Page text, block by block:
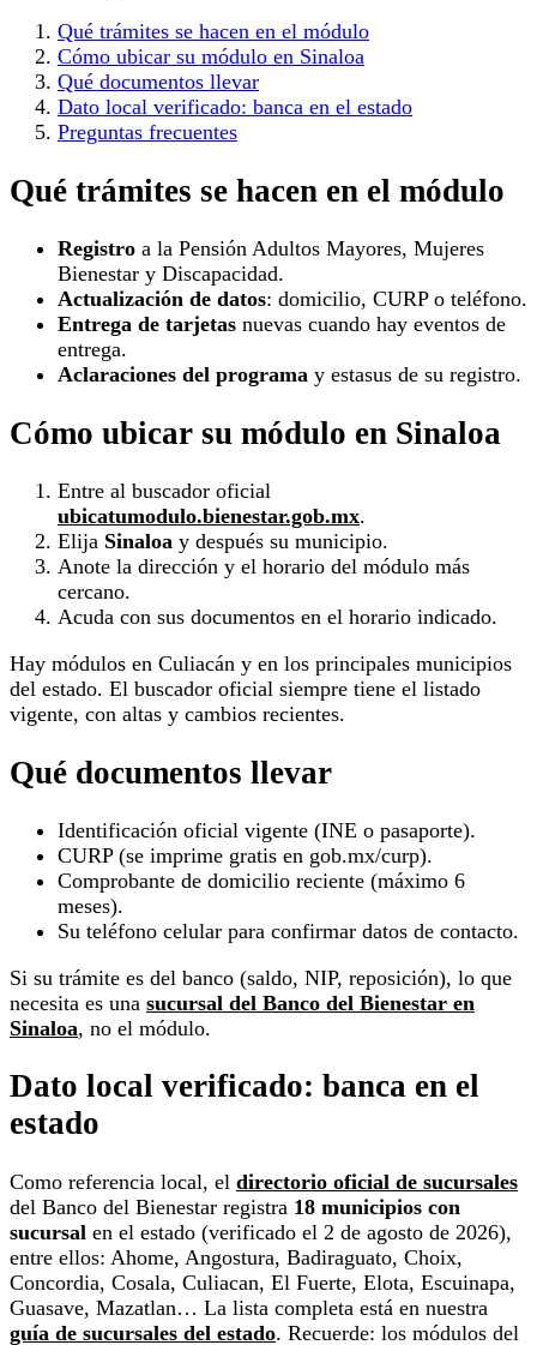
Qué trámites se hacen en el módulo
Cómo ubicar su módulo en Sinaloa
Qué documentos llevar
Dato local verificado: banca en el estado
Preguntas frecuentes
Qué trámites se hacen en el módulo
Registro a la Pensión Adultos Mayores, Mujeres
Bienestar y Discapacidad.
Actualización de datos: domicilio, CURP o teléfono.
Entrega de tarjetas nuevas cuando hay eventos de
entrega.
Aclaraciones del programa y estasus de su registro.
Cómo ubicar su módulo en Sinaloa
Entre al buscador oficial
ubicatumodulo.bienestar.gob.mx.
Elija Sinaloa y después su municipio.
Anote la dirección y el horario del módulo más
cercano.
Acuda con sus documentos en el horario indicado.
Hay módulos en Culiacán y en los principales municipios
del estado. El buscador oficial siempre tiene el listado
vigente, con altas y cambios recientes.
Qué documentos llevar
Identificación oficial vigente (INE o pasaporte).
CURP (se imprime gratis en gob.mx/curp).
Comprobante de domicilio reciente (máximo 6
meses).
Su teléfono celular para confirmar datos de contacto.
Si su trámite es del banco (saldo, NIP, reposición), lo que
necesita es una sucursal del Banco del Bienestar en
Sinaloa, no el módulo.
Dato local verificado: banca en el
estado
Como referencia local, el directorio oficial de sucursales
del Banco del Bienestar registra 18 municipios con
sucursal en el estado (verificado el 2 de agosto de 2026),
entre ellos: Ahome, Angostura, Badiraguato, Choix,
Concordia, Cosala, Culiacan, El Fuerte, Elota, Escuinapa,
Guasave, Mazatlan… La lista completa está en nuestra
guía de sucursales del estado. Recuerde: los módulos del